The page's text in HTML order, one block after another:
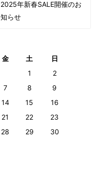
2025年新春SALE開催のお
知らせ
金 土 日
1
2
7 8
9
14 15
16
21 22
23
28 29
30